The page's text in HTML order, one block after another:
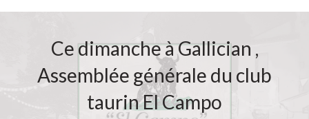
Ce dimanche à Gallician ,
Assemblée générale du club
taurin El Campo